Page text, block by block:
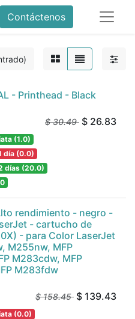
Contáctenos
- Printhead - Black
$30.49 $ 26.83
(1.0)
día (0.0)
días (20.0)
rendimiento - negro -
- cartucho de
- para Color LaserJet
M255nw, MFP
M283cdw, MFP
M283fdw
$158.45 $ 139.43
(0.0)